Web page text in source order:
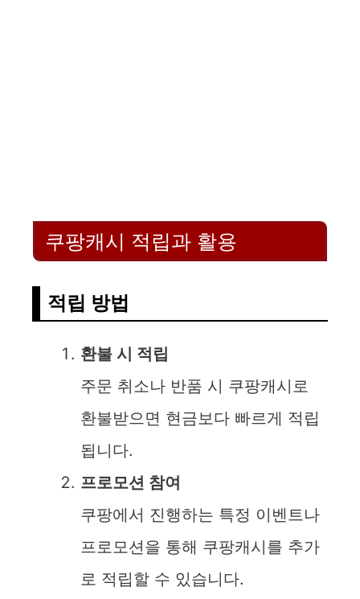
쿠팡캐시 적립과 활용
적립 방법
환불 시 적립
주문 취소나 반품 시 쿠팡캐시로
환불받으면 현금보다 빠르게 적립
됩니다.
프로모션 참여
쿠팡에서 진행하는 특정 이벤트나
프로모션을 통해 쿠팡캐시를 추가
로 적립할 수 있습니다.